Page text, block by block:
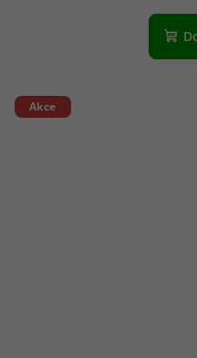
Akce